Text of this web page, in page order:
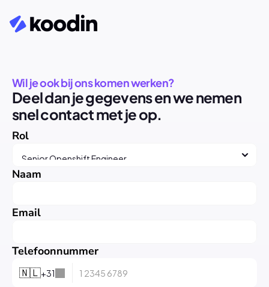
Wil je ook bij ons komen werken?
Deel dan je gegevens en we nemen
snel contact met je op.
Rol
Naam
Email
Telefoonnummer
🇳🇱+31